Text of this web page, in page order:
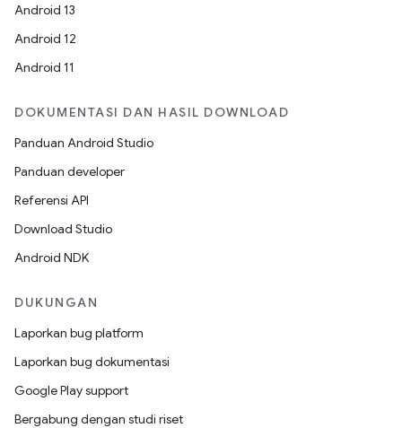
Android 13
Android 12
Android 11
DOKUMENTASI DAN HASIL DOWNLOAD
Panduan Android Studio
Panduan developer
Referensi API
Download Studio
Android NDK
DUKUNGAN
Laporkan bug platform
Laporkan bug dokumentasi
Google Play support
Bergabung dengan studi riset